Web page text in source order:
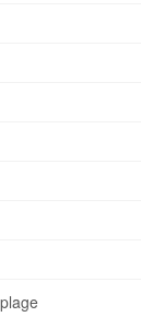
enfants – Jeux